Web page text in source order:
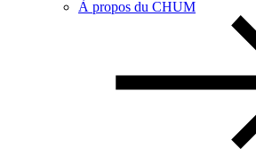
À propos du CHUM